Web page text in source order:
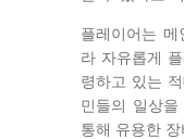
플레이어는
라 자유롭게
령하고 있는
민들의 일상
통해 유용한